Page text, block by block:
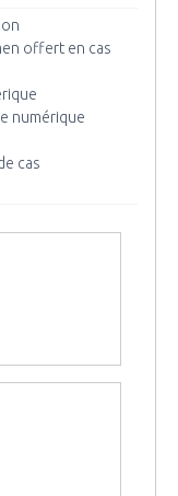
offert en cas
numérique
cas